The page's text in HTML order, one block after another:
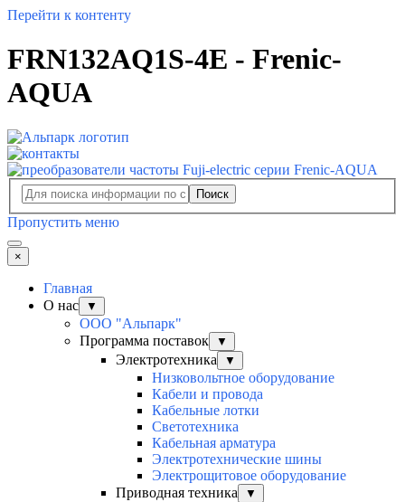
Перейти к контенту
FRN132AQ1S-4E - Frenic-
AQUA
Поиск
Пропустить меню
×
Главная
О нас
▼
ООО "Альпарк"
Программа поставок
▼
Электротехника ▼
Низковольтное оборудование
Кабели и провода
Кабельные лотки
Светотехника
Кабельная арматура
Электротехнические шины
Электрощитовое оборудование
Приводная техника
▼